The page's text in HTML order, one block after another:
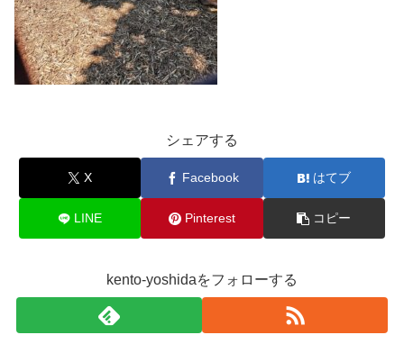
シェアする
X Facebook はてブ
LINE Pinterest コピー
kento-yoshidaをフォローする